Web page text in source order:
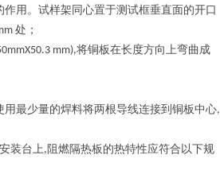
作用。试样架同心置于测试框垂直面的开口
处 ；
mm),将铜板在长度方向上弯曲成
用最少量的焊料将两根导线连接到铜板中心,
装台上, 阻燃隔热板的热特性应符合以下规